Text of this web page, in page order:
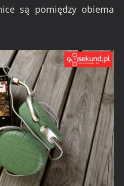
są pomiędzy obiema